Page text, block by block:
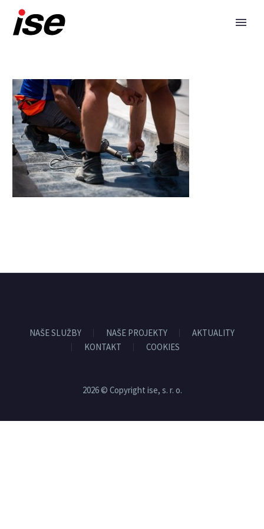
NAŠE SLUŽBY NAŠE PROJEKTY
AKTUALITY
KONTAKT
COOKIES
2026 © Copyright ise, s. r. o.